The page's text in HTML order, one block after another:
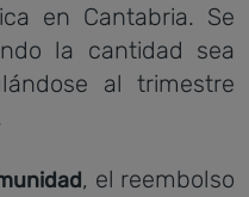
en Cantabria. Se
la cantidad sea
al trimestre
, el reembolso